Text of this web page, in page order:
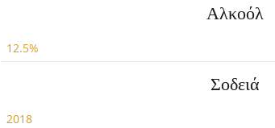
Αλκοόλ
12.5%
Σοδειά
2018